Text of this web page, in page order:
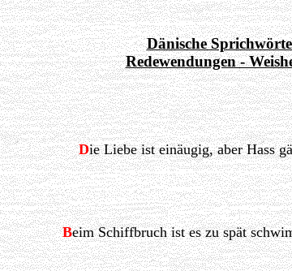
Dänische
Redewendungen -
Die Liebe ist einäugig, aber Hass
Beim Schiffbruch ist es zu spät